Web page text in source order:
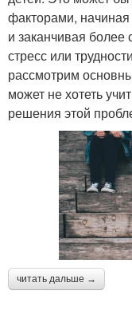
факторами, начиная
и заканчивая
стресс или
рассмотрим
может не хотеть
решения этой
читать дальше →